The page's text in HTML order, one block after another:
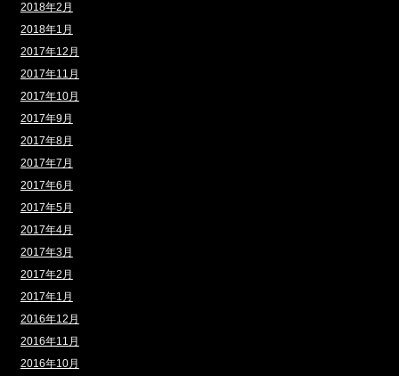
2018年2月
2018年1月
2017年12月
2017年11月
2017年10月
2017年9月
2017年8月
2017年7月
2017年6月
2017年5月
2017年4月
2017年3月
2017年2月
2017年1月
2016年12月
2016年11月
2016年10月